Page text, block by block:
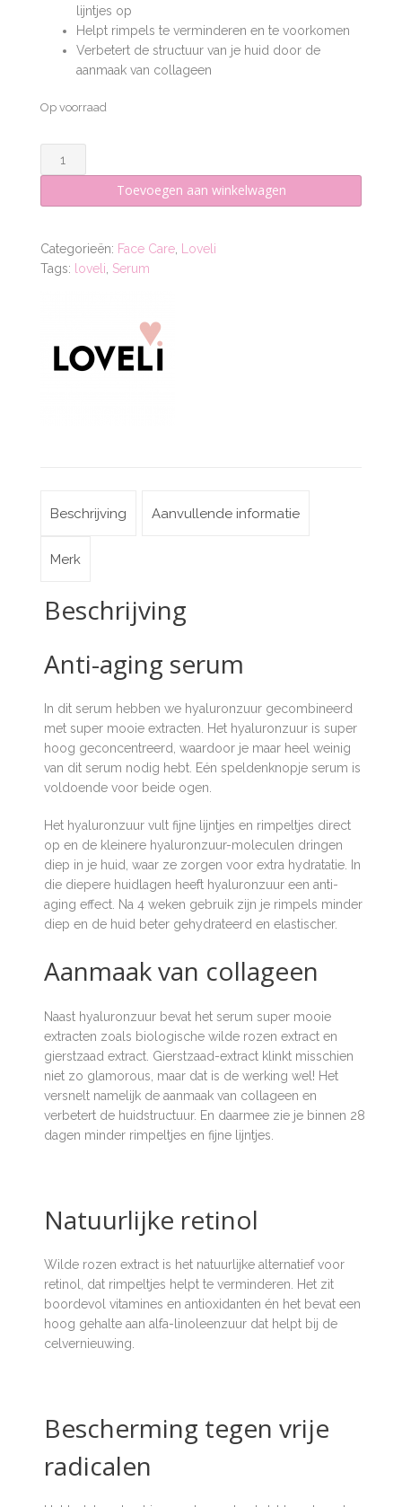
lijntjes op
Helpt rimpels te verminderen en te voorkomen
Verbetert de structuur van je huid door de
aanmaak van collageen
Op voorraad
serum
Toevoegen aan winkelwagen
Categorieën: Face Care
Loveli
Tags:
loveli Serum
Beschrijving Aanvullende informatie
Merk
Beschrijving
Anti-aging serum
In dit serum hebben we hyaluronzuur gecombineerd
met super mooie extracten. Het hyaluronzuur is super
hoog geconcentreerd, waardoor je maar heel weinig
van dit serum nodig hebt. Eén speldenknopje serum is
voldoende voor beide ogen.
Het hyaluronzuur vult fijne lijntjes en rimpeltjes direct
op en de kleinere hyaluronzuur-moleculen dringen
diep in je huid, waar ze zorgen voor extra hydratatie. In
die diepere huidlagen heeft hyaluronzuur een anti-
aging effect. Na 4 weken gebruik zijn je rimpels minder
diep en de huid beter gehydrateerd en elastischer.
Aanmaak van collageen
Naast hyaluronzuur bevat het serum super mooie
extracten zoals biologische wilde rozen extract en
gierstzaad extract. Gierstzaad-extract klinkt misschien
niet zo glamorous, maar dat is de werking wel! Het
versnelt namelijk de aanmaak van collageen en
verbetert de huidstructuur. En daarmee zie je binnen 28
dagen minder rimpeltjes en fijne lijntjes.
Natuurlijke retinol
Wilde rozen extract is het natuurlijke alternatief voor
retinol, dat rimpeltjes helpt te verminderen. Het zit
boordevol vitamines en antioxidanten én het bevat een
hoog gehalte aan alfa-linoleenzuur dat helpt bij de
celvernieuwing.
Bescherming tegen vrije
radicalen